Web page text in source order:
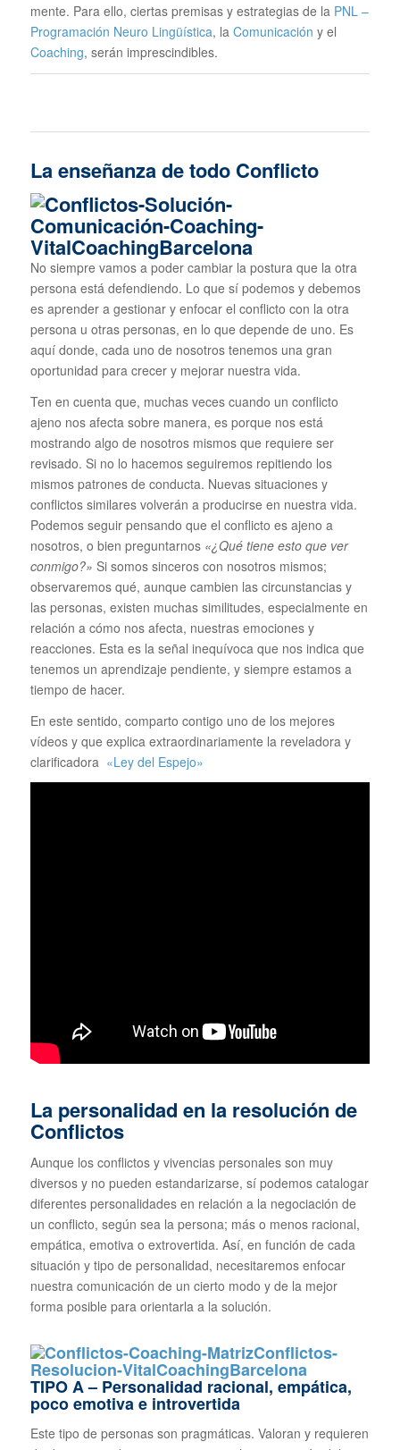
mente. Para ello, ciertas premisas y estrategias de la PNL –
Programación Neuro Lingüística, la Comunicación y el
Coaching, serán imprescindibles.
La enseñanza de todo Conflicto
No siempre vamos a poder cambiar la postura que la otra
persona está defendiendo. Lo que sí podemos y debemos
es aprender a gestionar y enfocar el conflicto con la otra
persona u otras personas, en lo que depende de uno. Es
aquí donde, cada uno de nosotros tenemos una gran
oportunidad para crecer y mejorar nuestra vida.
Ten en cuenta que, muchas veces cuando un conflicto
ajeno nos afecta sobre manera, es porque nos está
mostrando algo de nosotros mismos que requiere ser
revisado. Si no lo hacemos seguiremos repitiendo los
mismos patrones de conducta. Nuevas situaciones y
conflictos similares volverán a producirse en nuestra vida.
Podemos seguir pensando que el conflicto es ajeno a
nosotros, o bien preguntarnos«¿Qué tiene esto que ver
conmigo?» Si somos sinceros con nosotros mismos;
observaremos qué, aunque cambien las circunstancias y
las personas, existen muchas similitudes, especialmente en
relación a cómo nos afecta, nuestras emociones y
reacciones. Esta es la señal inequívoca que nos indica que
tenemos un aprendizaje pendiente, y siempre estamos a
tiempo de hacer.
En este sentido, comparto contigo uno de los mejores
vídeos y que explica extraordinariamente la reveladora y
clarificadora «Ley del Espejo»
La personalidad en la resolución de
Conflictos
Aunque los conflictos y vivencias personales son muy
diversos y no pueden estandarizarse, sí podemos catalogar
diferentes personalidades en relación a la negociación de
un conflicto, según sea la persona; más o menos racional,
empática, emotiva o extrovertida. Así, en función de cada
situación y tipo de personalidad, necesitaremos enfocar
nuestra comunicación de un cierto modo y de la mejor
forma posible para orientarla a la solución.
TIPO A – Personalidad racional, empática,
poco emotiva e introvertida
Este tipo de personas son pragmáticas. Valoran y requieren